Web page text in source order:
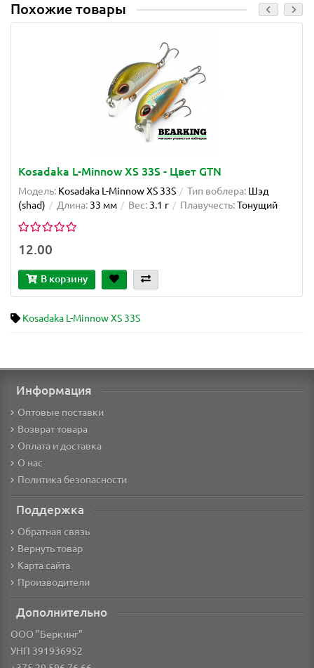
Похожие товары
Kosadaka L-Minnow XS 33S - Цвет GTN
Модель: Kosadaka L-Minnow XS 33S Тип воблера: Шэд
(shad)
Длина: 33 мм Вес: 3.1 г Плавучесть:Тонущий
12.00
В корзину
Kosadaka L-Minnow XS 33S
Информация
Оптовые поставки
Возврат товара
Оплата и доставка
О нас
Политика безопасности
Поддержка
Обратная связь
Вернуть товар
Карта сайта
Производители
Дополнительно
ООО "Беркинг"
УНП 391936952